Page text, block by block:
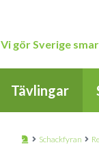
Vi gör Sverige
Tävlingar
Schackfyran